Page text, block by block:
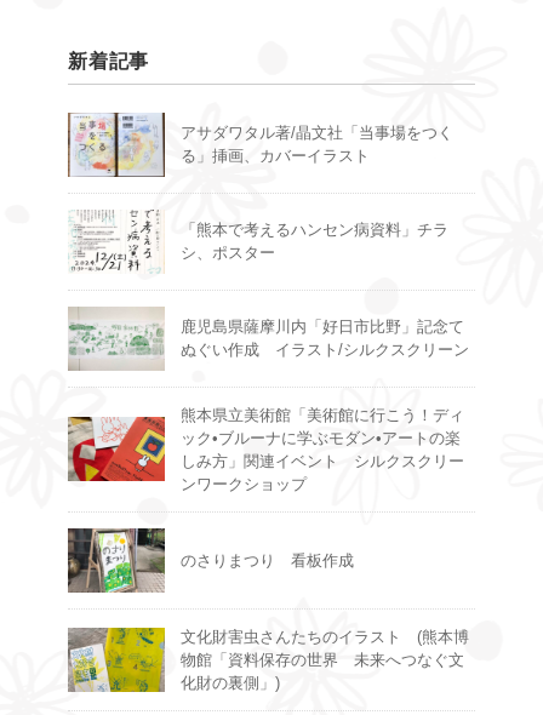
新着記事
アサダワタル著/晶文社「当事場をつく
る」挿画、カバーイラスト
「熊本で考えるハンセン病資料」チラ
シ、ポスター
鹿児島県薩摩川内「好日市比野」記念て
ぬぐい作成 イラスト/シルクスクリーン
熊本県立美術館「美術館に行こう！ディ
ック•ブルーナに学ぶモダン•アートの楽
しみ方」関連イベント シルクスクリー
ンワークショップ
のさりまつり 看板作成
文化財害虫さんたちのイラスト (熊本博
物館「資料保存の世界 未来へつなぐ文
化財の裏側」)